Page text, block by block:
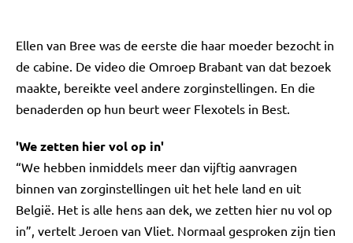
Ellen van Bree was de eerste die haar moeder bezocht in
de cabine. De video die Omroep Brabant van dat bezoek
maakte, bereikte veel andere zorginstellingen. En die
benaderden op hun beurt weer Flexotels in Best.
'We zetten hier vol op in'
“We hebben inmiddels meer dan vijftig aanvragen
binnen van zorginstellingen uit het hele land en uit
België. Het is alle hens aan dek, we zetten hier nu vol op
in”, vertelt Jeroen van Vliet. Normaal gesproken zijn tien